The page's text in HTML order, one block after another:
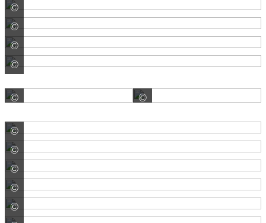
© Diephaus Betonwerk GmbH
© Diephaus Betonwerk GmbH
© Diephaus Betonwerk GmbH
© Diephaus Betonwerk GmbH
© REDSUN GmbH & Co. KG
©
© REDSUN GmbH & Co. KG
© REDSUN GmbH & Co. KG
© REDSUN GmbH & Co. KG
© REDSUN GmbH & Co. KG
© REDSUN GmbH & Co. KG